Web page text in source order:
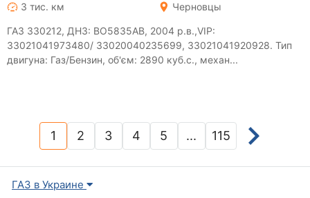
3 тис. км
Черновцы
ГАЗ 330212, ДНЗ: ВО5835АВ, 2004 р.в.,VIP:
33021041973480/ 33020040235699, 33021041920928. Тип
двигуна: Газ/Бензин, об'єм: 2890 куб.с., механ...
1(current)
2 3 4 5 ... 115
ГАЗ в Украине